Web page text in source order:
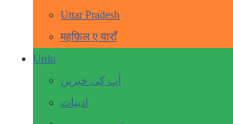
Uttar Pradesh
महफ़िल ए याराँ
Urdu
آپ کی خبریں
ادبیات